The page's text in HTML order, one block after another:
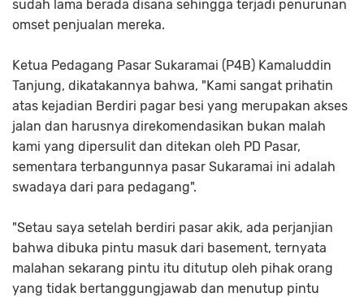
sudah lama berada disana sehingga terjadi penurunan
omset penjualan mereka.
Ketua Pedagang Pasar Sukaramai (P4B) Kamaluddin
Tanjung, dikatakannya bahwa, "Kami sangat prihatin
atas kejadian Berdiri pagar besi yang merupakan akses
jalan dan harusnya direkomendasikan bukan malah
kami yang dipersulit dan ditekan oleh PD Pasar,
sementara terbangunnya pasar Sukaramai ini adalah
swadaya dari para pedagang".
"Setau saya setelah berdiri pasar akik, ada perjanjian
bahwa dibuka pintu masuk dari basement, ternyata
malahan sekarang pintu itu ditutup oleh pihak orang
yang tidak bertanggungjawab dan menutup pintu